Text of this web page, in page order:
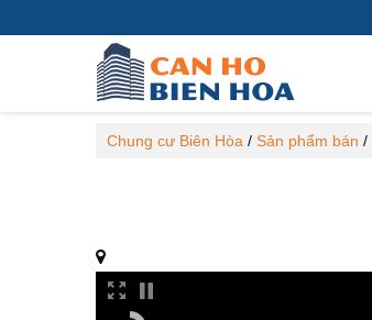
Chung cư Biên Hòa / Sản phẩm bán /